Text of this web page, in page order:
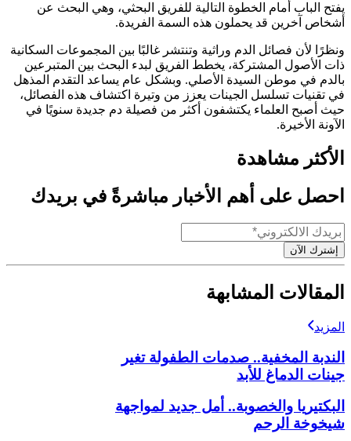
يفتح الباب أمام الخطوة التالية للفريق البحثي، وهي البحث عن
أشخاص آخرين قد يحملون هذه السمة الفريدة.
ونظرًا لأن فصائل الدم وراثية وتنتشر غالبًا بين المجموعات السكانية
ذات الأصول المشتركة، يخطط الفريق لبدء البحث بين المتبرعين
بالدم في موطن السيدة الأصلي. وبشكل عام يساعد التقدم المذهل
في تقنيات تسلسل الجينات يعزز من وتيرة اكتشاف هذه الفصائل،
حيث أصبح العلماء يكتشفون أكثر من فصيلة دم جديدة سنويًا في
الآونة الأخيرة.
الأكثر مشاهدة
احصل على أهم الأخبار مباشرةً في بريدك
إشترك الآن
المقالات المشابهة
المزيد
الندبة المخفية.. صدمات الطفولة تغير
جينات الدماغ للأبد
البكتيريا والخصوبة.. أمل جديد لمواجهة
شيخوخة الرحم